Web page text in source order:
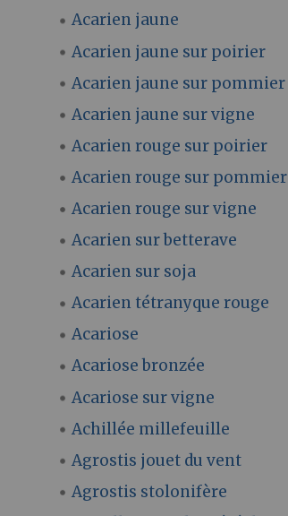
Acarien jaune
Acarien jaune sur poirier
Acarien jaune sur pommier
Acarien jaune sur vigne
Acarien rouge sur poirier
Acarien rouge sur pommier
Acarien rouge sur vigne
Acarien sur betterave
Acarien sur soja
Acarien tétranyque rouge
Acariose
Acariose bronzée
Acariose sur vigne
Achillée millefeuille
Agrostis jouet du vent
Agrostis stolonifère